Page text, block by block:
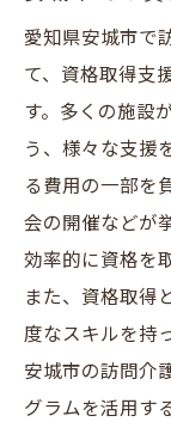
愛知県安城市で
て、資格取得支
す。多くの施設
う、様々な支援
る費用の一部を
会の開催などが
効率的に資格を
また、資格取得
度なスキルを持
安城市の訪問介
グラムを活用す